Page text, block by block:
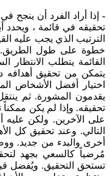
- إذا أراد الفرد أن
تحقيقه في قائمة ، ويحدد
الترتيب الذي يجب عليه
خطوة على طول
القائمة يتطلب
يتمكن من تحقيق
اختيار أفضل الأشخاص
يقدمون المشورة. ثم
تحقيقه. وإذا لم يكن ممكناً
على الآخرين. ولكن عليه
التالي. وعند تحقيق كل
أخرى والبدء من جديد.
مُرضياً كالسعي بجهد
تستحق التحقيق. ويُفضل